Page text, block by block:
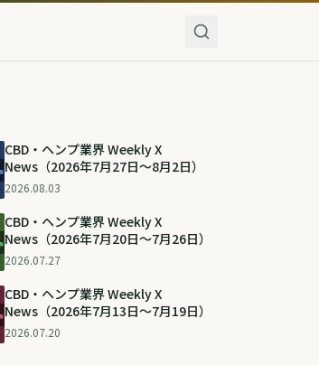
CBD・ヘンプ業界 Weekly X
News（2026年7月27日〜8月2日）
2026.08.03
CBD・ヘンプ業界 Weekly X
News（2026年7月20日〜7月26日）
2026.07.27
CBD・ヘンプ業界 Weekly X
News（2026年7月13日〜7月19日）
2026.07.20